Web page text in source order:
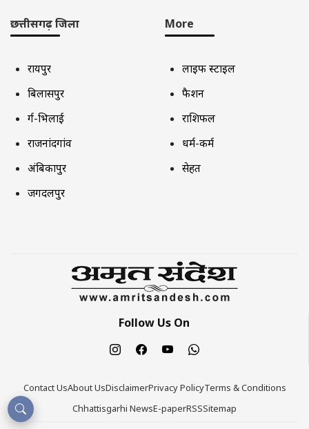
छत्तीसगढ़ जिला
रायपुर
बिलासपुर
दुर्ग-भिलाई
राजनांदगांव
अंबिकापुर
जगदलपुर
More
लाइफ स्टाइल
फैशन
राशिफल
धर्म-कर्म
सेहत
Follow Us On
Contact UsAbout UsDisclaimerPrivacy PolicyTerms & Conditions
Chhattisgarhi NewsE-paperRSSSitemap